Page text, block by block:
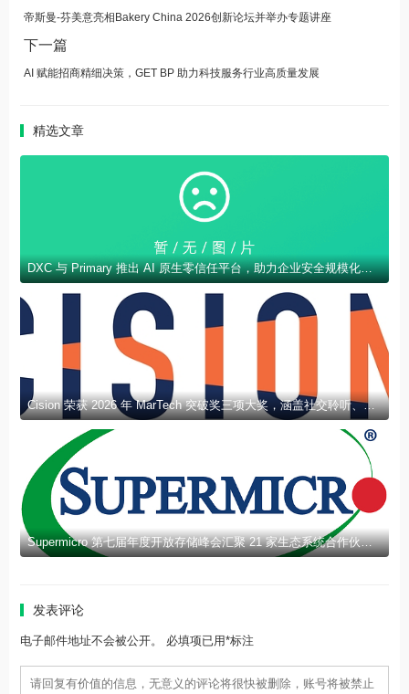
帝斯曼-芬美意亮相Bakery China 2026创新论坛并举办专题讲座
下一篇
AI 赋能招商精细决策，GET BP 助力科技服务行业高质量发展
精选文章
DXC 与 Primary 推出 AI 原生零信任平台，助力企业安全规模化部署 AI
Cision 荣获 2026 年 MarTech 突破奖三项大奖，涵盖社交聆听、新闻稿发布及 AEO 领域
Supermicro 第七届年度开放存储峰会汇聚 21 家生态系统合作伙伴，分享规模化部署企业级 AI 的实用指南
发表评论
电子邮件地址不会被公开。 必填项已用*标注